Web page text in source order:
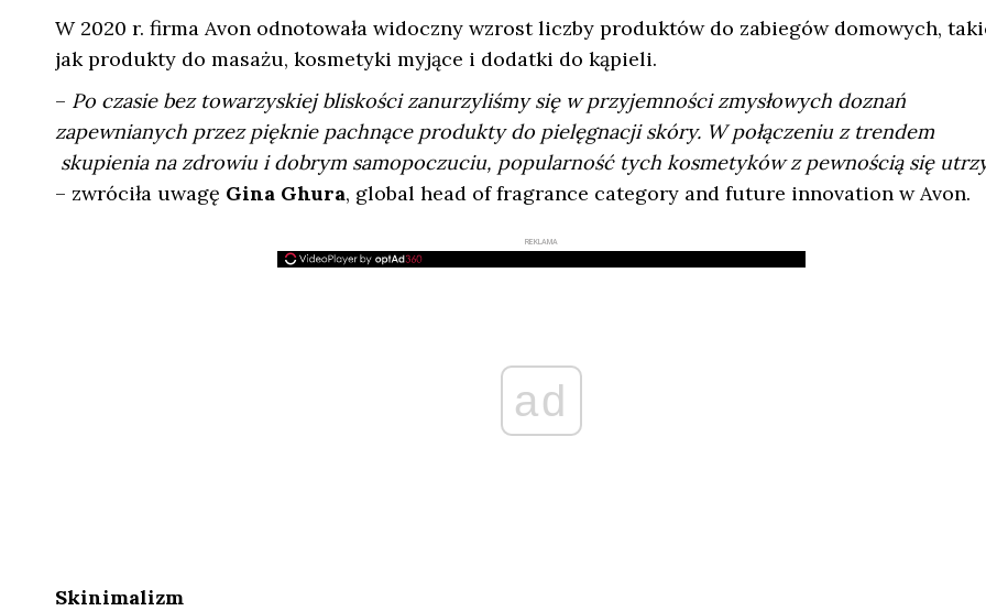
W 2020 r. firma Avon odnotowała widoczny wzrost liczby produktów do zabiegów domowych,
jak produkty do masażu, kosmetyki myjące i dodatki do kąpieli.
– Po czasie bez towarzyskiej bliskości zanurzyliśmy się w przyjemności zmysłowych doznań
zapewnianych przez pięknie pachnące produkty do pielęgnacji skóry. W połączeniu z trendem
skupienia na zdrowiu i dobrym samopoczuciu, popularność tych kosmetyków z pewnością się
– zwróciła uwagę Gina Ghura, global head of fragrance category and future innovation w Avon.
REKLAMA
ad
Skinimalizm